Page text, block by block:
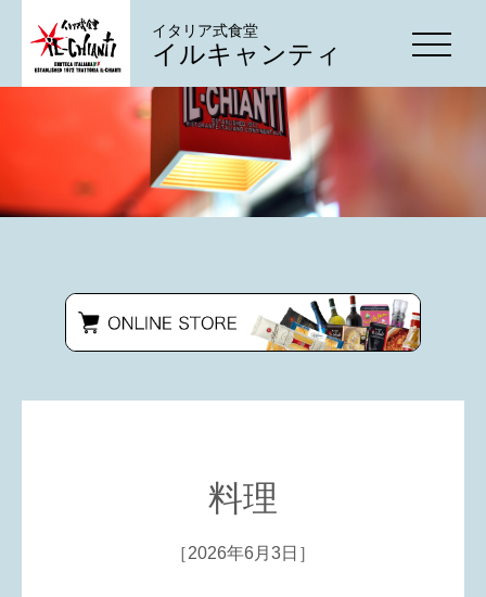
イタリア式食堂
イルキャンティ
料理
［2026年6月3日］